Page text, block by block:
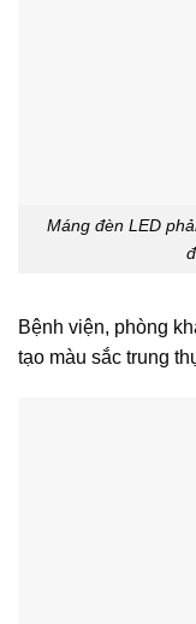
Máng đèn LED
Bệnh viện, phòng
tạo màu sắc trung